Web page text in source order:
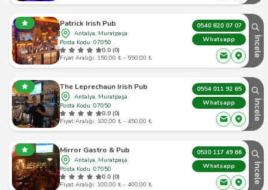
Patrick Irish Pub
Antalya, Muratpaşa
Posta Kodu: 07050
0.0 (0)
Fiyat Aralığı: 150,00 ₺ - 550,00 ₺
0540 820 07 07
Whatsapp
İncele
The Leprechaun Irish Pub
Antalya, Muratpaşa
Posta Kodu: 07050
0.0 (0)
Fiyat Aralığı: 100,00 ₺ - 450,00 ₺
0554 011 92 65
Whatsapp
İncele
Mirror Gastro & Pub
Antalya, Muratpaşa
Posta Kodu: 07050
0.0 (0)
Fiyat Aralığı: 100,00 ₺ - 400,00 ₺
0530 117 49 66
Whatsapp
İncele